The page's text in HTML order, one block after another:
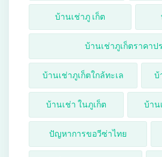
บ้านเช่าภู เก็ต
บ้านเช่าภูเก็ตราคาป
บ้านเช่าภูเก็ตใกล้ทะเล บ้
บ้านเช่า ในภูเก็ต บ้าน
ปัญหาการขอวีซ่าไทย